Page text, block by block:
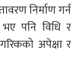
निर्माण गर्न
पनि विधि र
अपेक्षा र